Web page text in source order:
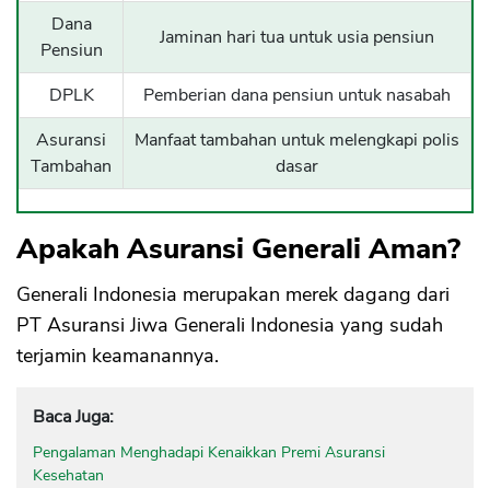
Dana
Pensiun
Jaminan hari tua untuk usia pensiun
DPLK
Pemberian dana pensiun untuk nasabah
Asuransi
Tambahan
Manfaat tambahan untuk melengkapi polis
dasar
Apakah Asuransi Generali Aman?
Generali Indonesia merupakan merek dagang dari
PT Asuransi Jiwa Generali Indonesia yang sudah
terjamin keamanannya.
Baca Juga:
Pengalaman Menghadapi Kenaikkan Premi Asuransi
Kesehatan